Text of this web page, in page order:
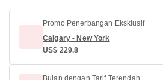
Promo Penerbangan Eksklusif
Calgary - New York
US$ 229.8
Bulan dengan Tarif Terendah